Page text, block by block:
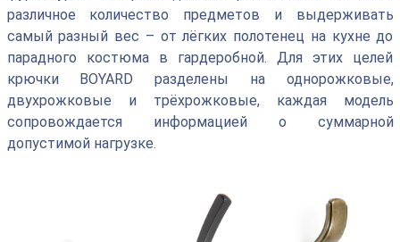
различное количество предметов и выдерживать
самый разный вес – от лёгких полотенец на кухне до
парадного костюма в гардеробной. Для этих целей
крючки BOYARD разделены на однорожковые,
двухрожковые и трёхрожковые, каждая модель
сопровождается информацией о суммарной
допустимой нагрузке.